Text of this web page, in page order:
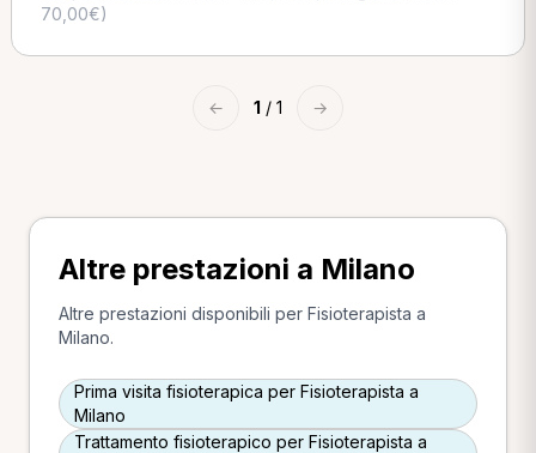
70,00€)
← 1 / 1 →
Altre prestazioni a Milano
Altre prestazioni disponibili per Fisioterapista a
Milano.
Prima visita fisioterapica per Fisioterapista a
Milano
Trattamento fisioterapico per Fisioterapista a